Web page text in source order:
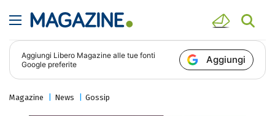
Aggiungi Libero Magazine alle tue fonti
Google preferite
Aggiungi
Magazine News Gossip